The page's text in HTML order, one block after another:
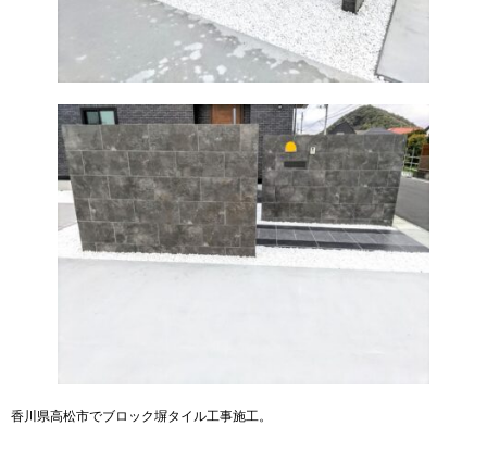
香川県高松市でブロック塀タイル工事施工。